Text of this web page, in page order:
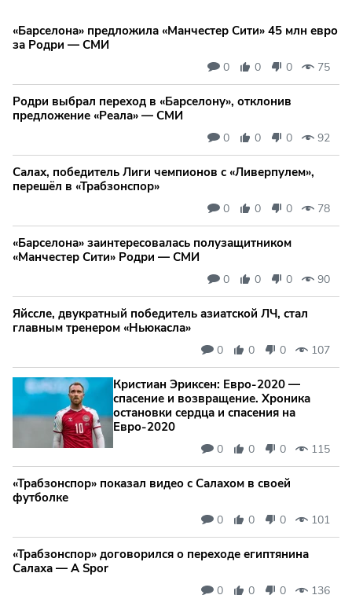
«Барселона» предложила «Манчестер Сити» 45 млн евро
за Родри — СМИ
0 0 0 75
Родри выбрал переход в «Барселону», отклонив
предложение «Реала» — СМИ
0 0 0 92
Салах, победитель Лиги чемпионов с «Ливерпулем»,
перешёл в «Трабзонспор»
0 0 0 78
«Барселона» заинтересовалась полузащитником
«Манчестер Сити» Родри — СМИ
0 0 0 90
Яйссле, двукратный победитель азиатской ЛЧ, стал
главным тренером «Ньюкасла»
0 0 0 107
Кристиан Эриксен: Евро‑2020 —
спасение и возвращение. Хроника
остановки сердца и спасения на
Евро‑2020
0 0 0 115
«Трабзонспор» показал видео с Салахом в своей
футболке
0 0 0 101
«Трабзонспор» договорился о переходе египтянина
Салаха — A Spor
0 0 0 136